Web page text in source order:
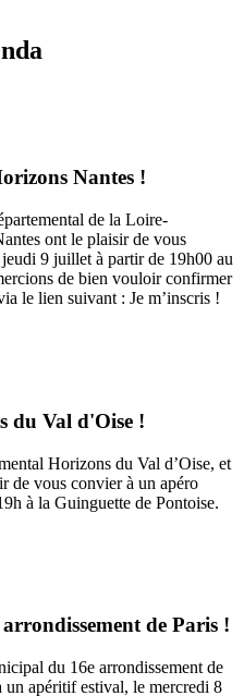
Nantes !
de la Loire-
ont le plaisir de vous
9 juillet à partir de 19h00 au
de bien vouloir confirmer
le lien suivant : Je m’inscris !
du Val d'Oise !
Horizons du Val d’Oise, et
de vous convier à un apéro
à la Guinguette de Pontoise.
de Paris !
du 16e arrondissement de
un apéritif estival, le mercredi 8